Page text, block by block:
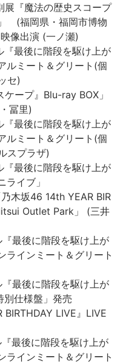
『魔法の歴史スコープ
(福岡県・福岡市博物
像出演 (一ノ瀬)
最後に階段を駆け上が
ルミート＆グリート(個
セ)
ープ』Blu-ray BOX」
冨里)
最後に階段を駆け上が
ルミート＆グリート(個
スプラザ)
最後に階段を駆け上が
イブ」
木坂46 14th YEAR BIR
Outlet Park」 (三井
最後に階段を駆け上が
ラインミート＆グリート
最後に階段を駆け上が
別仕様盤」発売
LIVE』LIVE
最後に階段を駆け上が
ラインミート＆グリート